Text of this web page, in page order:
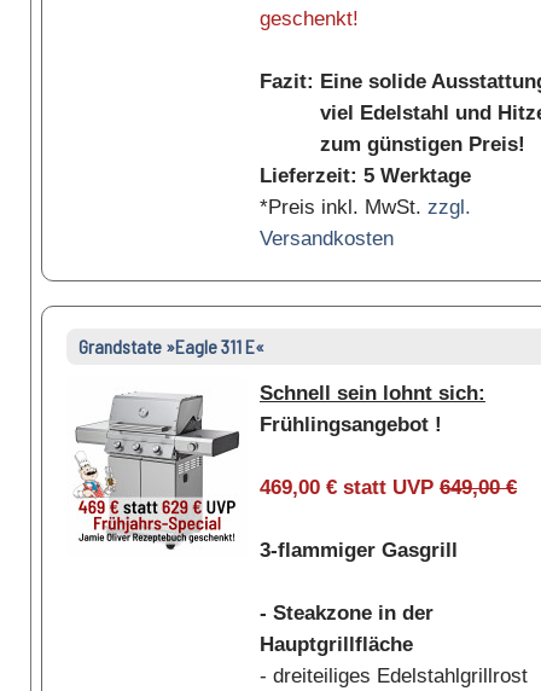
geschenkt!
Fazit: Eine solide
viel Edelstahl und
zum günstigen Preis!
Lieferzeit: 5 Werktage
*Preis inkl. MwSt. zzgl.
Versandkosten
Grandstate »Eagle 311 E«
Schnell sein lohnt sich:
Frühlingsangebot !
469,00 € statt UVP 649,00 €
3-flammiger Gasgrill
- Steakzone in der
Hauptgrillfläche
- dreiteiliges Edelstahlgrillrost